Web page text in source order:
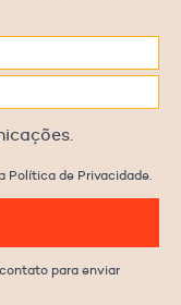
Política de Privacidade.
para enviar